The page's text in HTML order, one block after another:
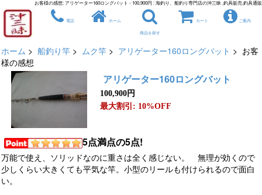
お客様の感想: アリゲーター160ロングバット - 100,900円 : 海釣り、船釣り専門店の沖三昧 ,釣具販売,釣具通販
電話 ホーム
商品を探す
カート ご案内
ホーム > 船釣り竿 > ムク竿 > アリゲーター160ロングバット > お客
様の感想
アリゲーター160ロングバット
100,900円
最大割引: 10%OFF
5点満点の5点!
万能で使え、ソリッドなのに重さは全く感じない。 無理が効くので
少しくらい大きくても平気な竿。小型のリールも付けられるので面白
い。